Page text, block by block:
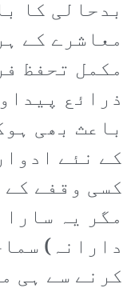
بدحالی کا
معاشرے کے
مکمل تحفظ
ذرائع
باعث بھی
کے نئے
کسی وقفے
مگر یہ
دارانہ)
کرنے سے ہی